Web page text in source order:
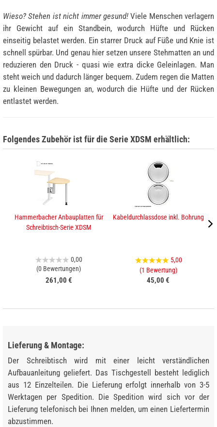
Wieso? Stehen ist nicht immer gesund!Viele Menschen verlagern
ihr Gewicht auf ein Standbein, wodurch Hüfte und Rücken
einseitig belastet werden. Ein starrer Druck auf Füße und Knie ist
schnell spürbar. Und genau hier setzen unsere Stehmatten an und
reduzieren den Druck - quasi wie extra dicke Geleinlagen. Man
steht weich und dadurch länger bequem. Zudem regen die Matten
zu kleinen Bewegungen an, wodurch die Hüfte und der Rücken
entlastet werden.
Folgendes Zubehör ist für die Serie XDSM erhältlich:
Hammerbacher Anbauplatten für
Schreibtisch-Serie XDSM
0,00
(0 Bewertungen)
261,00 €
Kabeldurchlassdose inkl. Bohrung
5,00
(1 Bewertung)
45,00 €
Lieferung & Montage:
Der Schreibtisch wird mit einer leicht verständlichen
Aufbauanleitung geliefert. Das Tischgestell besteht lediglich
aus 12 Einzelteilen. Die Lieferung erfolgt innerhalb von 3-5
Werktagen per Spedition. Die Spedition wird sich vor der
Lieferung telefonisch bei Ihnen melden, um einen Liefertermin
abzustimmen.